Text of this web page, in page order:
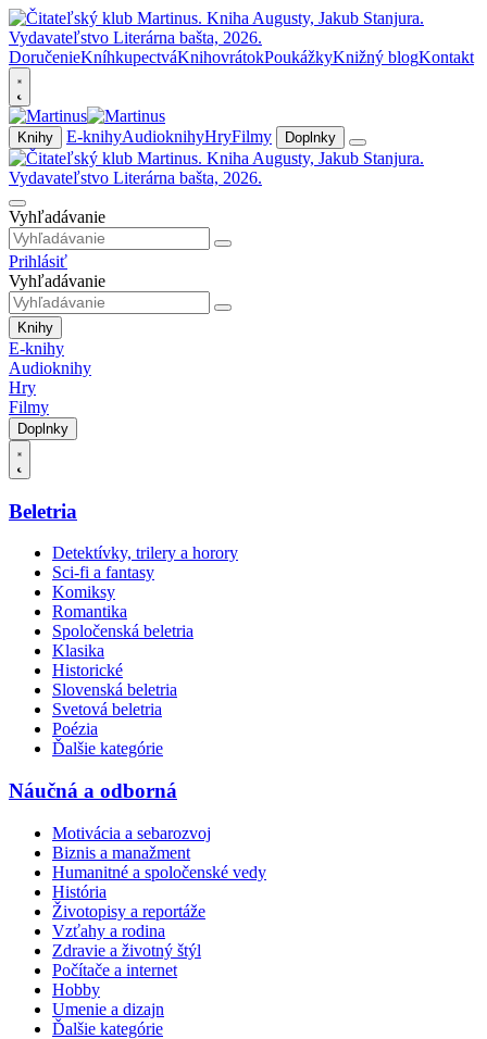
DoručenieKníhkupectváKnihovrátokPoukážkyKnižný blogKontakt
Knihy E-knihyAudioknihyHryFilmy Doplnky
Vyhľadávanie
Prihlásiť
Vyhľadávanie
Knihy
E-knihy
Audioknihy
Hry
Filmy
Doplnky
Beletria
Detektívky, trilery a horory
Sci-fi a fantasy
Komiksy
Romantika
Spoločenská beletria
Klasika
Historické
Slovenská beletria
Svetová beletria
Poézia
Ďalšie kategórie
Náučná a odborná
Motivácia a sebarozvoj
Biznis a manažment
Humanitné a spoločenské vedy
História
Životopisy a reportáže
Vzťahy a rodina
Zdravie a životný štýl
Počítače a internet
Hobby
Umenie a dizajn
Ďalšie kategórie